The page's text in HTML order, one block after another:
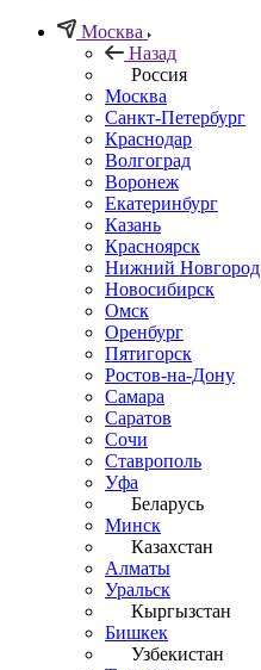
Москва
Назад
Россия
Москва
Санкт-Петербург
Краснодар
Волгоград
Воронеж
Екатеринбург
Казань
Красноярск
Нижний Новгород
Новосибирск
Омск
Оренбург
Пятигорск
Ростов-на-Дону
Самара
Саратов
Сочи
Ставрополь
Уфа
Беларусь
Минск
Казахстан
Алматы
Уральск
Кыргызстан
Бишкек
Узбекистан